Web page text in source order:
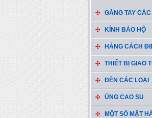
GĂNG TAY CÁC
KÍNH BẢO HỘ
HÀNG CÁCH
THIẾT BỊ GIAO
ĐÈN CÁC LOẠI
ỦNG CAO SU
MỘT SỐ MẶT